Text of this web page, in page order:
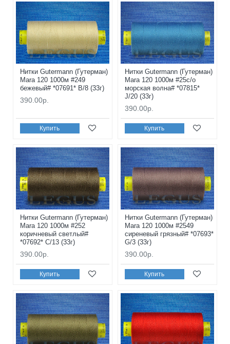
Нитки Gutermann (Гутерман)
Mara 120 1000м #249
бежевый# *07691* B/8 (33г)
390.00р.
Купить
Нитки Gutermann (Гутерман)
Mara 120 1000м #25с/о
морская волна# *07815*
J/20 (33г)
390.00р.
Купить
Нитки Gutermann (Гутерман)
Mara 120 1000м #252
коричневый светлый#
*07692* C/13 (33г)
390.00р.
Купить
Нитки Gutermann (Гутерман)
Mara 120 1000м #2549
сиреневый грязный# *07693*
G/3 (33г)
390.00р.
Купить